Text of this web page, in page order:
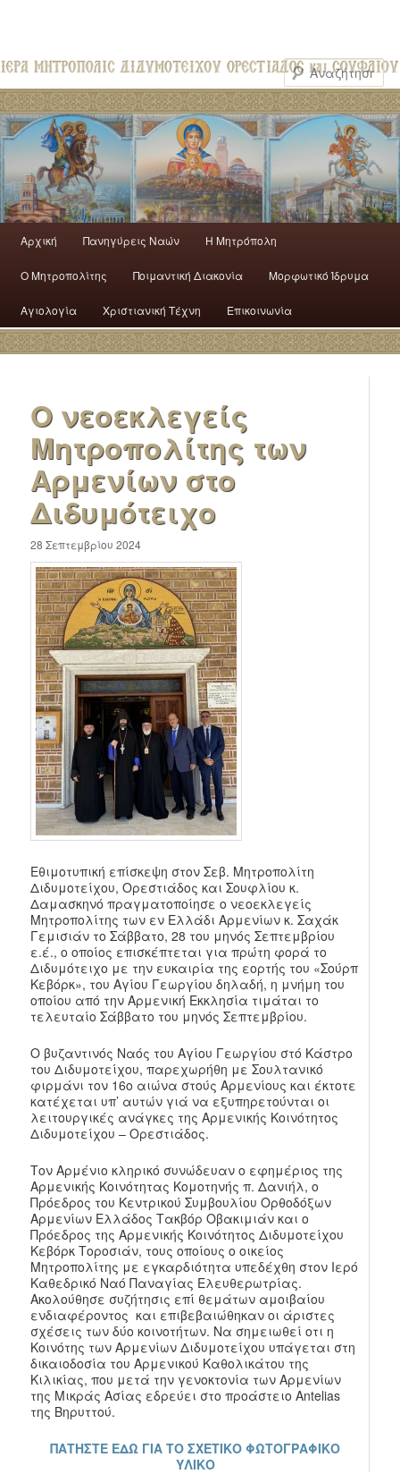
Αρχική Πανηγύρεις Ναών H Mητρόπολη
Ο Mητροπολίτης Ποιμαντική Διακονία Μορφωτικό Ίδρυμα
Αγιολογία Χριστιανική Τέχνη Επικοινωνία
Ο νεοεκλεγείς
Μητροπολίτης των
Αρμενίων στο
Διδυμότειχο
28 Σεπτεμβρίου 2024
Εθιμοτυπική επίσκεψη στον Σεβ. Μητροπολίτη
Διδυμοτείχου, Ορεστιάδος και Σουφλίου κ.
Δαμασκηνό πραγματοποίησε ο νεοεκλεγείς
Μητροπολίτης των εν Ελλάδι Αρμενίων κ. Σαχάκ
Γεμισιάν το Σάββατο, 28 του μηνός Σεπτεμβρίου
ε.έ., ο οποίος επισκέπτεται για πρώτη φορά το
Διδυμότειχο με την ευκαιρία της εορτής του «Σούρπ
Κεβόρκ», του Αγίου Γεωργίου δηλαδή, η μνήμη του
οποίου από την Αρμενική Εκκλησία τιμάται το
τελευταίο Σάββατο του μηνός Σεπτεμβρίου.
Ο βυζαντινός Ναός του Αγίου Γεωργίου στό Κάστρο
του Διδυμοτείχου, παρεχωρήθη με Σουλτανικό
φιρμάνι τον 16ο αιώνα στούς Αρμενίους και έκτοτε
κατέχεται υπ’ αυτών γιά να εξυπηρετούνται οι
λειτουργικές ανάγκες της Αρμενικής Κοινότητος
Διδυμοτείχου – Ορεστιάδος.
Τον Αρμένιο κληρικό συνώδευαν ο εφημέριος της
Αρμενικής Κοινότητας Κομοτηνής π. Δανιήλ, ο
Πρόεδρος του Κεντρικού Συμβουλίου Ορθοδόξων
Αρμενίων Ελλάδος Τακβόρ Οβακιμιάν και ο
Πρόεδρος της Αρμενικής Κοινότητος Διδυμοτείχου
Κεβόρκ Τοροσιάν, τους οποίους ο οικείος
Μητροπολίτης με εγκαρδιότητα υπεδέχθη στον Ιερό
Καθεδρικό Ναό Παναγίας Ελευθερωτρίας.
Ακολούθησε συζήτησις επί θεμάτων αμοιβαίου
ενδιαφέροντος και επιβεβαιώθηκαν οι άριστες
σχέσεις των δύο κοινοτήτων. Να σημειωθεί οτι η
Κοινότης των Αρμενίων Διδυμοτείχου υπάγεται στη
δικαιοδοσία του Αρμενικού Καθολικάτου της
Κιλικίας, που μετά την γενοκτονία των Αρμενίων
της Μικράς Ασίας εδρεύει στο προάστειο Antelias
της Βηρυττού.
ΠΑΤΗΣΤΕ ΕΔΩ ΓΙΑ ΤΟ ΣΧΕΤΙΚΟ ΦΩΤΟΓΡΑΦΙΚΟ
ΥΛΙΚΟ